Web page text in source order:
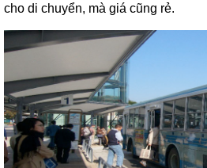
cho di chuyển, mà giá cũng rẻ.